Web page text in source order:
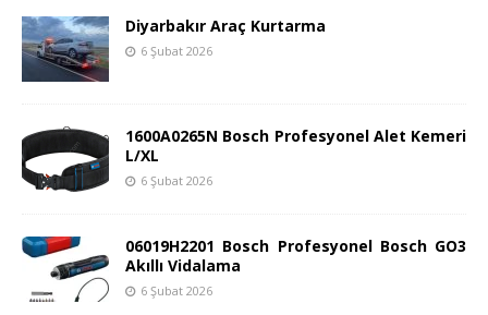
Diyarbakır Araç Kurtarma
6 Şubat 2026
1600A0265N Bosch Profesyonel Alet Kemeri
L/XL
6 Şubat 2026
06019H2201 Bosch Profesyonel Bosch GO3
Akıllı Vidalama
6 Şubat 2026